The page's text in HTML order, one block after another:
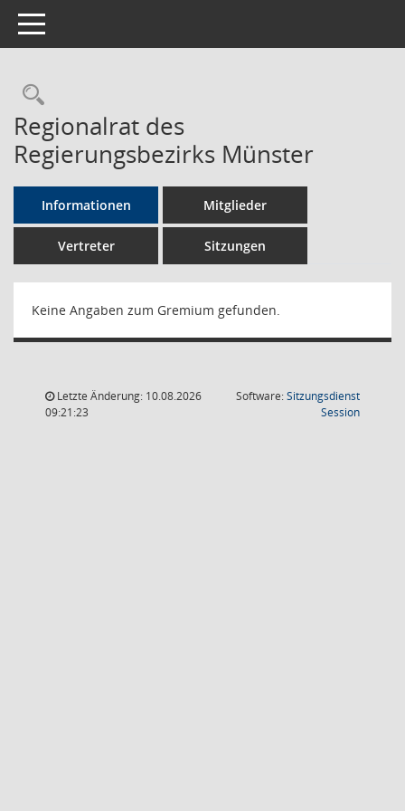
Toggle navigation
Rechercheauswahl
Regionalrat des
Regierungsbezirks Münster
Informationen Mitglieder
Vertreter Sitzungen
Keine Angaben zum Gremium gefunden.
Letzte Änderung: 10.08.2026
09:21:23
Software:Sitzungsdienst
Session(Wird in